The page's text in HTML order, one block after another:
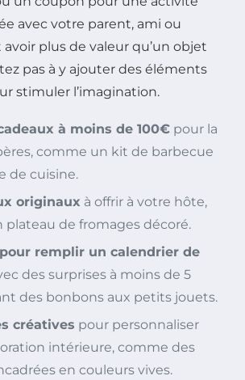
avec votre parent, ami ou
plus de valeur qu’un objet
pas à y ajouter des éléments
stimuler l’imagination.
à moins de 100€ pour la
comme un kit de barbecue
de cuisine.
originaux à offrir à votre hôte,
plateau de fromages décoré.
remplir un calendrier de
des surprises à moins de 5
des bonbons aux petits jouets.
créatives pour personnaliser
intérieure, comme des
en couleurs vives.